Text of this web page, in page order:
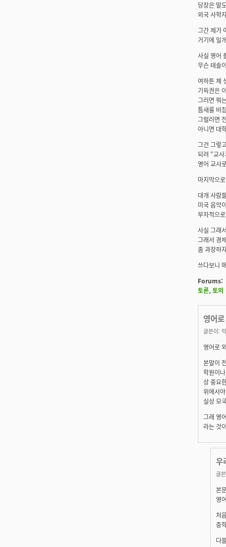
당장은 말
외국 사학
그간 제가
거기에 일
사실 영어
무슨 테솔
여하튼 제
기득권은
그러면 뭐
틈새를 비
그럴러면
아니면 대
그건 그렇
되려 "교사
영어 교사
마지막으
대개 사람
미국 음악
부차적으
사실 그래
그래서 경
좀 과장하
쓰다보니
Forums:
토론, 토의
영어
글쓴이:
영어로
본말이
학원이
상 중요
위에서
실상 모
그래 영
라는 것
우
글
본
영
처
중
다